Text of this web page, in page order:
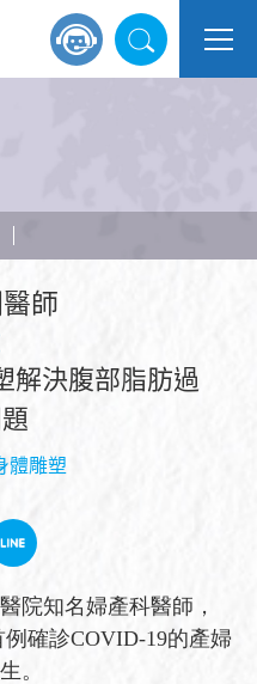
師
解決腹部脂肪過
體雕塑
院知名婦產科醫師，
確診COVID-19的產婦
。